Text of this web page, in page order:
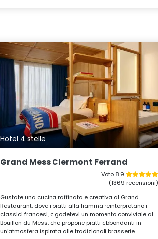
Hotel 4 stelle
Grand Mess Clermont Ferrand
Voto 8.9
(1369 recensioni)
Gustate una cucina raffinata e creativa al Grand
Restaurant, dove i piatti alla fiamma reinterpretano i
classici francesi, o godetevi un momento conviviale al
Bouillon du Mess, che propone piatti abbondanti in
un’atmosfera ispirata alle tradizionali brasserie.